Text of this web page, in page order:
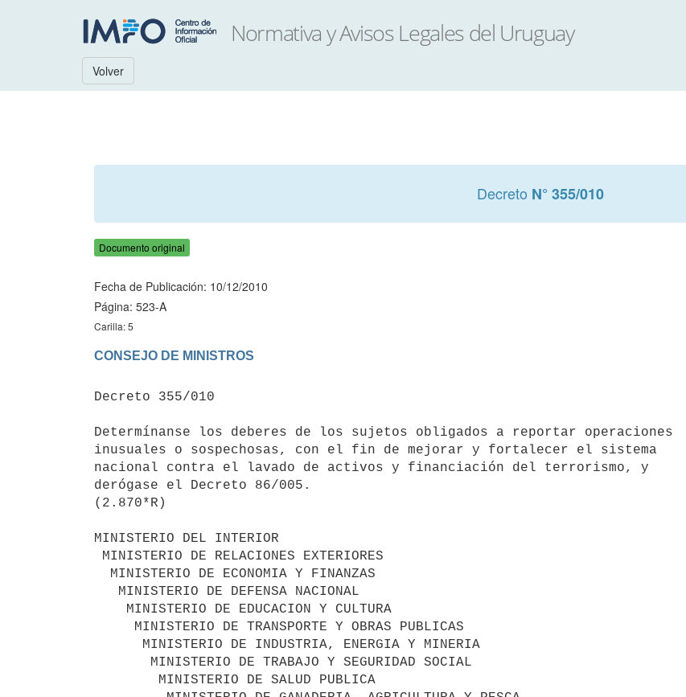
Volver
Decreto N° 355/010
Documento original
Fecha de Publicación: 10/12/2010
Página: 523-A
Carilla: 5
Decreto 355/010
Determínanse los deberes de los sujetos obligados a reportar operaciones
inusuales o sospechosas, con el fin de mejorar y fortalecer el sistema
nacional contra el lavado de activos y financiación del terrorismo, y
derógase el Decreto 86/005.
(2.870*R)
MINISTERIO DEL INTERIOR